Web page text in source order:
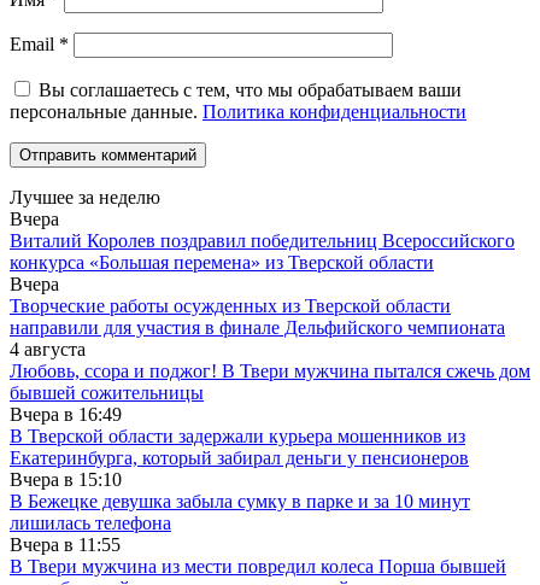
Email *
Вы соглашаетесь с тем, что мы обрабатываем ваши
персональные данные. Политика конфиденциальности
Лучшее за неделю
Вчера
Виталий Королев поздравил победительниц Всероссийского
конкурса «Большая перемена» из Тверской области
Вчера
Творческие работы осужденных из Тверской области
направили для участия в финале Дельфийского чемпионата
4 августа
Любовь, ссора и поджог! В Твери мужчина пытался сжечь дом
бывшей сожительницы
Вчера в 16:49
В Тверской области задержали курьера мошенников из
Екатеринбурга, который забирал деньги у пенсионеров
Вчера в 15:10
В Бежецке девушка забыла сумку в парке и за 10 минут
лишилась телефона
Вчера в 11:55
В Твери мужчина из мести повредил колеса Порша бывшей